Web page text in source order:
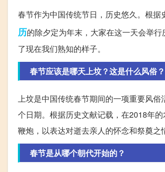
春节作为中国传统节日，历史悠久。根
历的除夕定为年末，大家在这一天会举
了现在我们熟知的样子。
春节应该是哪天上坟？这是什么风俗？
上坟是中国传统春节期间的一项重要风
个日期。根据历史文献记载，在2018年
鞭炮，以表达对逝去亲人的怀念和祭奠之
春节是从哪个朝代开始的？